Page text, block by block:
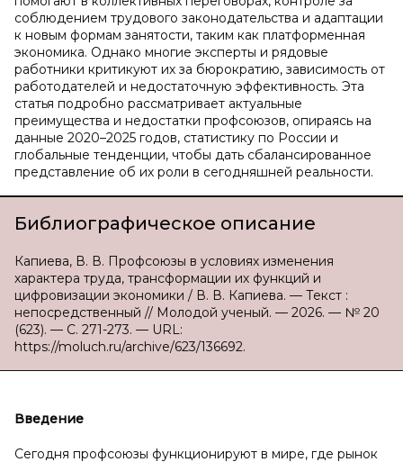
соблюдением трудового законодательства и адаптации
к новым формам занятости, таким как платформенная
экономика. Однако многие эксперты и рядовые
работники критикуют их за бюрократию, зависимость от
работодателей и недостаточную эффективность. Эта
статья подробно рассматривает актуальные
преимущества и недостатки профсоюзов, опираясь на
данные 2020–2025 годов, статистику по России и
глобальные тенденции, чтобы дать сбалансированное
представление об их роли в сегодняшней реальности.
Библиографическое описание
Капиева, В. В. Профсоюзы в условиях изменения
характера труда, трансформации их функций и
цифровизации экономики / В. В. Капиева. — Текст :
непосредственный // Молодой ученый. — 2026. — № 20
(623). — С. 271-273. — URL:
https://moluch.ru/archive/623/136692.
Введение
Сегодня профсоюзы функционируют в мире, где рынок